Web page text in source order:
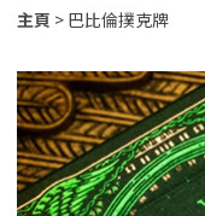
主頁 巴比倫撲克牌